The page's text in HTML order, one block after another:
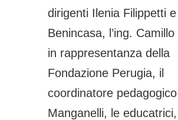
dirigenti Ilenia Filippetti
Benincasa, l’ing.
in rappresentanza della
Fondazione Perugia, il
coordinatore
Manganelli, le